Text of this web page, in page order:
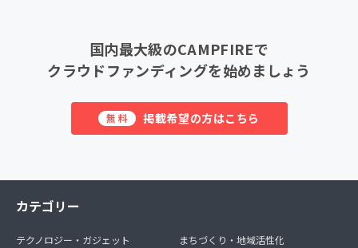
国内最大級のCAMPFIREで
クラウドファンディングを始めましょう
無料 掲載希望の方はこちら
カテゴリー
テクノロジー・ガジェット
まちづくり・地域活性化